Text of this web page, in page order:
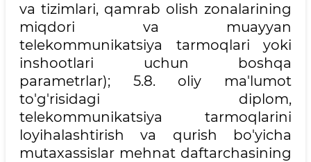
va tizimlari, qamrab olish zonalarining
miqdori va muayyan
telekommunikatsiya tarmoqlari yoki
inshootlari uchun boshqa
parametrlar); 5.8. oliy ma'lumot
to'g'risidagi diplom,
telekommunikatsiya tarmoqlarini
loyihalashtirish va qurish bo'yicha
mutaxassislar mehnat daftarchasining